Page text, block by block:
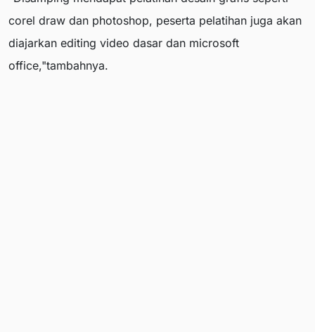
corel draw dan photoshop, peserta pelatihan juga akan
diajarkan editing video dasar dan microsoft
office,"tambahnya.